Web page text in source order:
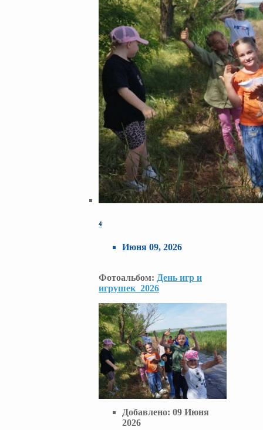
4
Июня 09, 2026
Фотоальбом: День игр и
игрушек_2026
Добавлено: 09 Июня
2026